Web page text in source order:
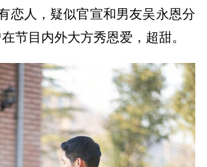
恋人，疑似官宣和男友吴永恩分
节目内外大方秀恩爱，超甜。